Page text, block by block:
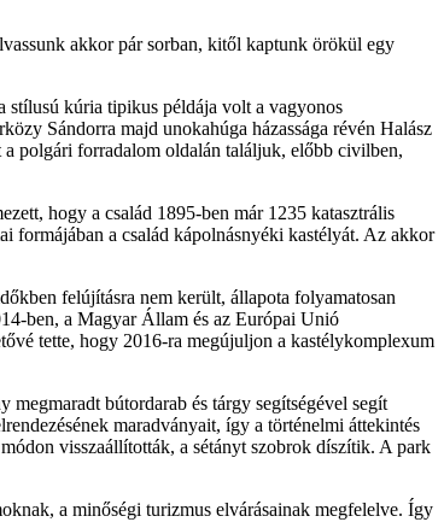
akkor pár sorban, kitől kaptunk örökül egy
stílusú kúria tipikus példája volt a vagyonos
Sándorra majd unokahúga házassága révén Halász
a polgári forradalom oldalán találjuk, előbb civilben,
hogy a család 1895-ben már 1235 katasztrális
formájában a család kápolnásnyéki kastélyát. Az akkor
felújításra nem került, állapota folyamatosan
ben, a Magyar Állam és az Európai Unió
tette, hogy 2016-ra megújuljon a kastélykomplexum
bútordarab és tárgy segítségével segít
maradványait, így a történelmi áttekintés
visszaállították, a sétányt szobrok díszítik. A park
a minőségi turizmus elvárásainak megfelelve. Így